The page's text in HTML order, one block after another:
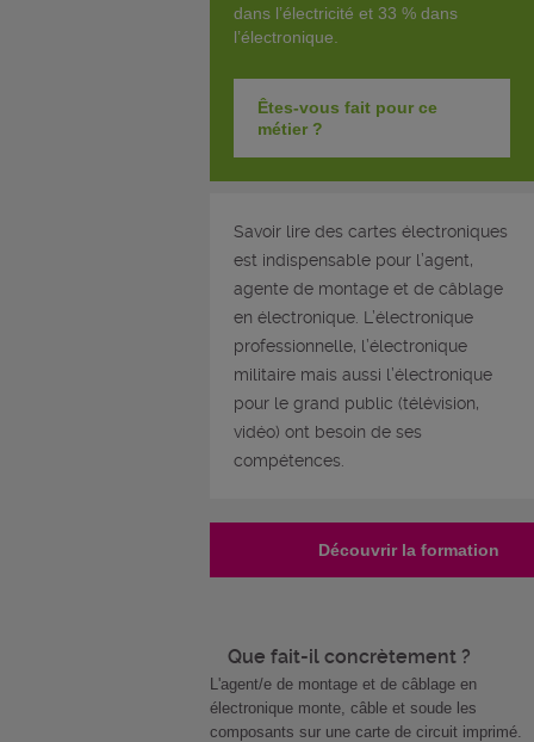
dans l’électricité et 33 % dans
l’électronique.
Êtes-vous fait pour ce
métier ?
Savoir lire des cartes électroniques
est indispensable pour l’agent,
agente de montage et de câblage
en électronique. L’électronique
professionnelle, l’électronique
militaire mais aussi l’électronique
pour le grand public (télévision,
vidéo) ont besoin de ses
compétences.
Découvrir la formation
Que fait-il concrètement ?
L'agent/e de montage et de câblage en
électronique monte, câble et soude les
composants sur une carte de circuit imprimé.